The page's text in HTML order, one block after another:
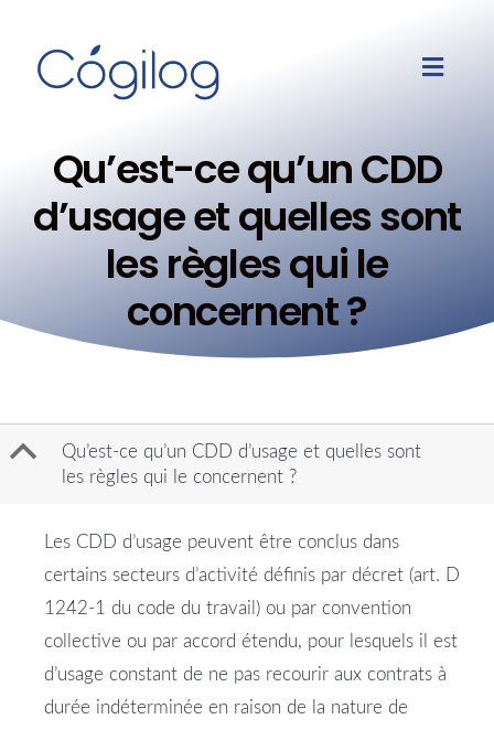
Qu’est-ce qu’un CDD
d’usage et quelles sont
les règles qui le
concernent ?
B
Qu’est-ce qu’un CDD d’usage et quelles sont
les règles qui le concernent ?
Les CDD d’usage peuvent être conclus dans
certains secteurs d’activité définis par décret (art. D
1242-1 du code du travail) ou par convention
collective ou par accord étendu, pour lesquels il est
d’usage constant de ne pas recourir aux contrats à
durée indéterminée en raison de la nature de